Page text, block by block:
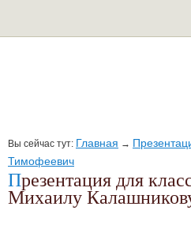
Вы сейчас тут: Главная →
Тимофеевич
Презентация для классного часа
Михаилу